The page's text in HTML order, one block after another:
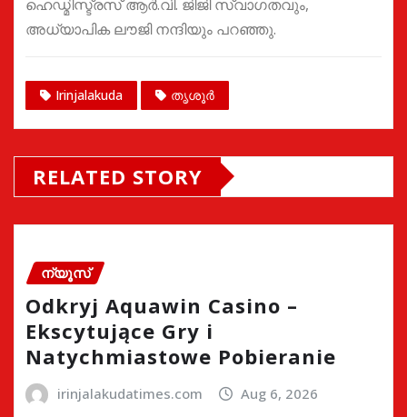
ഹെഡ്മിസ്ട്രസ് ആർ.വി. ജിജി സ്വാഗതവും,
അധ്യാപിക ലൗജി നന്ദിയും പറഞ്ഞു.
Irinjalakuda തൃശൂർ
RELATED STORY
ന്യൂസ്
Odkryj Aquawin Casino –
Ekscytujące Gry i
Natychmiastowe Pobieranie
irinjalakudatimes.com Aug 6, 2026